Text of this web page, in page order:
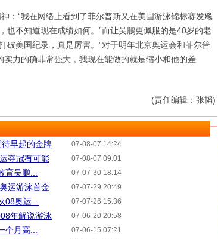
“我在网络上看到了菲尔普斯又在美国游泳锦标赛发飚
也不知道现在成绩如何。”而让吴鹏更佩服的是40岁的老
破美国纪录，真是厉害。”对于明年北京奥运会和菲尔普
实力的确非常强大，我现在能做的就是缩小和他的差
(责任编辑：张韬)
07-08-07 14:24
早起的金牌
07-08-07 09:01
夺冠有可能
07-07-30 18:14
吴鹏...
07-07-29 20:49
运游泳首金
07-07-26 15:36
奥运...
07-06-20 20:58
年解说游泳
07-06-15 07:21
月高...